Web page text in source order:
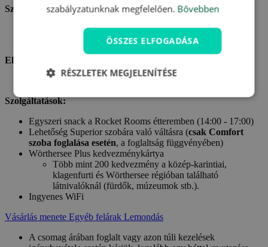
Szállás:
Szállás két fő részére egy szabadon választott szobában a
Rocket Rooms Hotelben
Ellátás:
Büféreggeli két fő részére a teljes tartózkodás alatt
Szolgáltatások:
Egyszeri snack a Rocket Rooms étteremben (14:00 - 17:00)
Lehetőség Superior szobára való váltásra (csak Comfort
szoba foglalása esetén, a foglaltság függvényében)
Wörthersee Plus kedvezménykártya
Több mint 200 kedvezmény a közép-karintiai,
klagenfurti és Wörthersee régióban található
látnivalóknál (fürdők, múzeumok stb.).
Ingyenes WiFi
Vásárlás menete Egyéb felárak Lemondás
A csomag árában foglalt vagy azon túli kezelések
szabályzatunknak megfelelően. Bővebben
ÖSSZES ELFOGADÁSA
RÉSZLETEK MEGJELENÍTÉSE